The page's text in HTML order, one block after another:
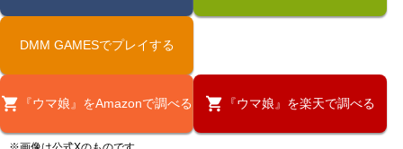
DMM GAMESでプレイする
『ウマ娘』をAmazonで調べる 『ウマ娘』を楽天で調べる